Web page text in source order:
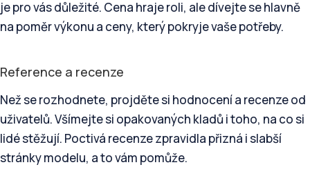
je pro vás důležité. Cena hraje roli, ale dívejte se hlavně
na poměr výkonu a ceny, který pokryje vaše potřeby.
Reference a recenze
Než se rozhodnete, projděte si hodnocení a recenze od
uživatelů. Všímejte si opakovaných kladů i toho, na co si
lidé stěžují. Poctivá recenze zpravidla přizná i slabší
stránky modelu, a to vám pomůže.